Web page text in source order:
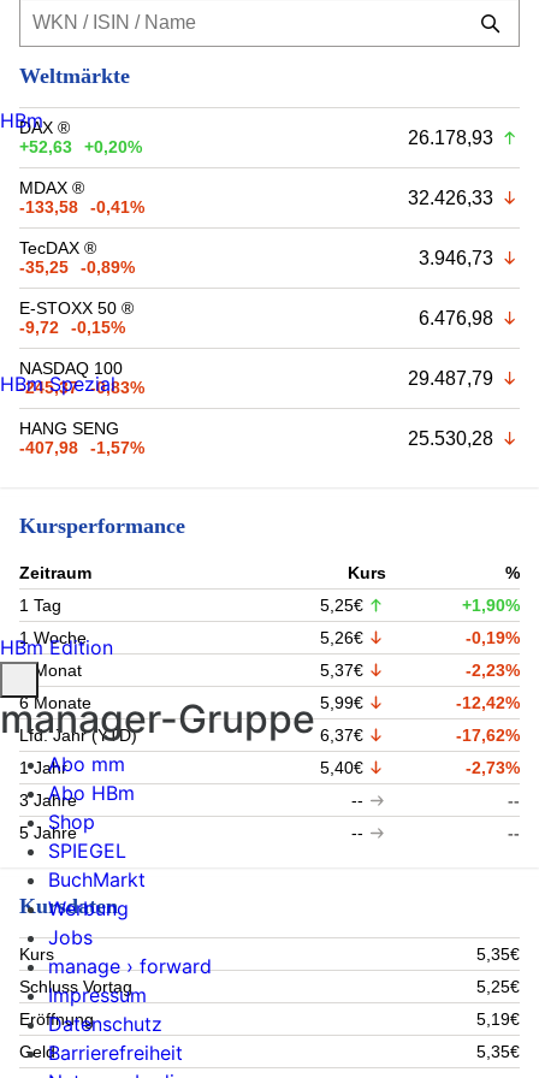
Weltmärkte
DAX ®
+52,63
+0,20% 26.178,93
MDAX ®
-133,58
-0,41% 32.426,33
TecDAX ®
-35,25
-0,89% 3.946,73
E-STOXX 50 ®
-9,72
-0,15% 6.476,98
NASDAQ 100
-245,37
-0,83% 29.487,79
HANG SENG
-407,98
-1,57% 25.530,28
Kursperformance
Zeitraum Kurs
%
1 Tag
5,25€
+1,90%
1 Woche
5,26€
-0,19%
1 Monat
5,37€
-2,23%
6 Monate
5,99€
-12,42%
Lfd. Jahr (YTD)
6,37€
-17,62%
1 Jahr
5,40€
-2,73%
3 Jahre
--
--
5 Jahre
-- --
Kursdaten
Kurs
5,35€
Schluss Vortag
5,25€
Eröffnung
5,19€
Geld
5,35€
HBm
HBm Spezial
HBm Edition
manager-Gruppe
Abo mm
Abo HBm
Shop
SPIEGEL
BuchMarkt
Werbung
Jobs
manage › forward
Impressum
Datenschutz
Barrierefreiheit